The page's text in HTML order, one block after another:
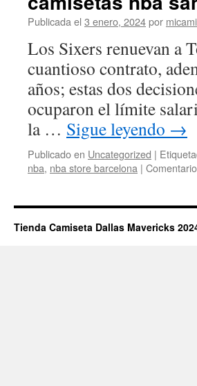
Publicada el 3 enero, 2024por
Los Sixers renuevan a
cuantioso contrato,
años; estas dos
ocuparon el límite
la … Sigue leyendo →
Publicado en Uncategorized |
nba, nba store barcelona |
Tienda Camiseta Dallas Mavericks